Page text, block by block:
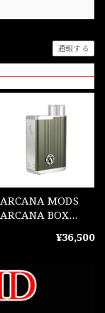
通報する
ARCANA MODS
ARCANA BOX
¥36,500